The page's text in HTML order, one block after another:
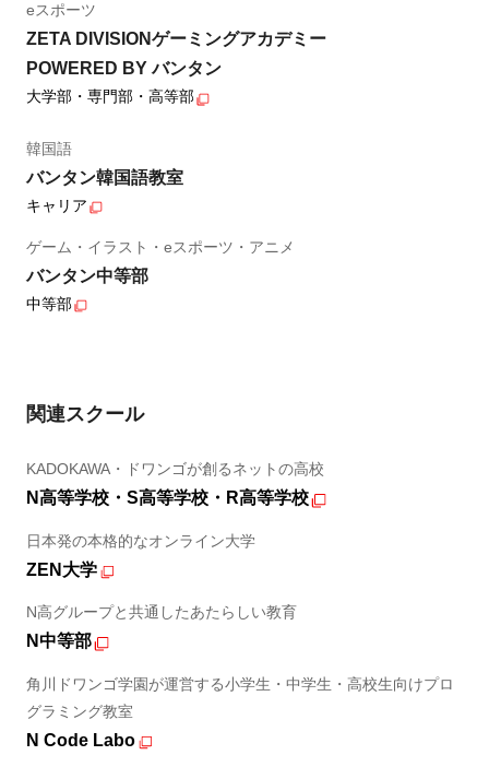
eスポーツ
ZETA DIVISIONゲーミングアカデミー
POWERED BY バンタン
大学部・専門部・高等部
韓国語
バンタン韓国語教室
キャリア
ゲーム・イラスト・eスポーツ・アニメ
バンタン中等部
中等部
関連スクール
KADOKAWA・ドワンゴが創るネットの高校
N高等学校・S高等学校・R高等学校
日本発の本格的なオンライン大学
ZEN大学
N高グループと共通したあたらしい教育
N中等部
角川ドワンゴ学園が運営する小学生・中学生・高校生向けプロ
グラミング教室
N Code Labo